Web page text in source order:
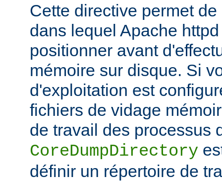
Cette directive permet
dans lequel Apache
positionner avant
mémoire sur disque. Si
d'exploitation est
fichiers de vidage
de travail des processus
CoreDumpDirectory
définir un répertoire de